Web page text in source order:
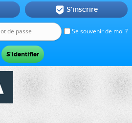
Se souvenir de moi ?
 S'inscrire